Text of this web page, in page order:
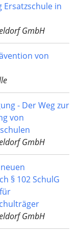
Ersatzschule in
GmbH
von
- Der Weg zur
von
GmbH
§ 102 SchulG
GmbH